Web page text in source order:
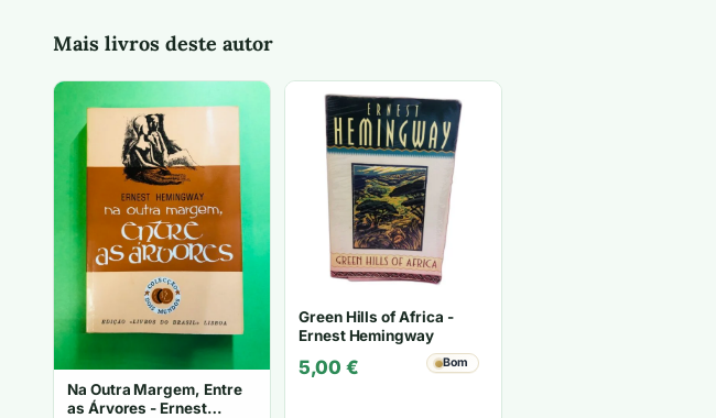
Mais livros deste autor
Na Outra Margem, Entre
as Árvores - Ernest
Green Hills of Africa -
Ernest Hemingway
5,00 € Bom